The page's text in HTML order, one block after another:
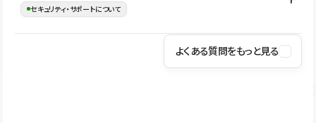
す。
の暗号化、データ保護、アクセス管理、脆弱性対策など、複数の観
はSSL/TLSによる通信暗号化に対応しており、悪質なスクリプトの
セキュリティ・サポートについて
操作方法や機能については、ヘルプセンターでご確認いただけま
よくある質問をもっと見る